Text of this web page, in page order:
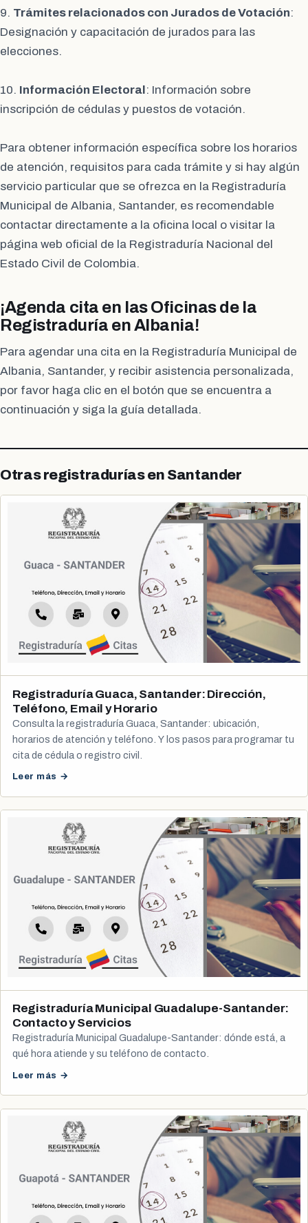
9. Trámites relacionados con Jurados de Votación:
Designación y capacitación de jurados para las
elecciones.
10. Información Electoral : Información sobre
inscripción de cédulas y puestos de votación.
Para obtener información específica sobre los horarios
de atención, requisitos para cada trámite y si hay algún
servicio particular que se ofrezca en la Registraduría
Municipal de Albania, Santander, es recomendable
contactar directamente a la oficina local o visitar la
página web oficial de la Registraduría Nacional del
Estado Civil de Colombia.
¡Agenda cita en las Oficinas de la
Registraduría en Albania!
Para agendar una cita en la Registraduría Municipal de
Albania, Santander, y recibir asistencia personalizada,
por favor haga clic en el botón que se encuentra a
continuación y siga la guía detallada.
Otras registradurías en Santander
Registraduría Guaca, Santander: Dirección,
Teléfono, Email y Horario
Consulta la registraduría Guaca, Santander: ubicación,
horarios de atención y teléfono. Y los pasos para programar tu
cita de cédula o registro civil.
Leer más →
Registraduría Municipal Guadalupe-Santander:
Contacto y Servicios
Registraduría Municipal Guadalupe-Santander: dónde está, a
qué hora atiende y su teléfono de contacto.
Leer más →